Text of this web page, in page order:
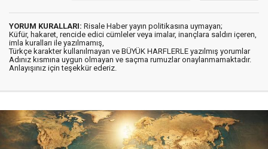
YORUM KURALLARI: Risale Haber yayın politikasına uymayan;
Küfür, hakaret, rencide edici cümleler veya imalar, inançlara saldırı içeren,
imla kuralları ile yazılmamış,
Türkçe karakter kullanılmayan ve BÜYÜK HARFLERLE yazılmış yorumlar
Adınız kısmına uygun olmayan ve saçma rumuzlar onaylanmamaktadır.
Anlayışınız için teşekkür ederiz.